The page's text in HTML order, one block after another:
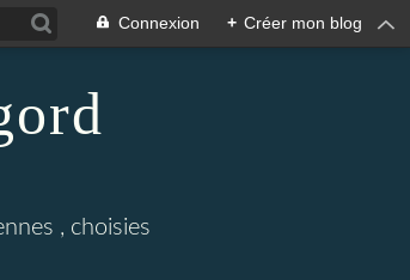
Connexion + Créer mon blog
, choisies